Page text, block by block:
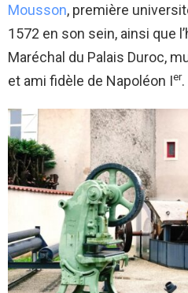
Mousson, première
1572 en son sein, ainsi que
Maréchal du Palais Duroc,
et ami fidèle de Napoléon Ier.